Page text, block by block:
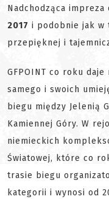
Nadchodząca
2017 i podobnie jak w
przepięknej i
GFPOINT co roku
samego i swoich
biegu między Jelenią
Kamiennej Góry. W
niemieckich
Światowej, które co
trasie biegu
kategorii i wynosi od